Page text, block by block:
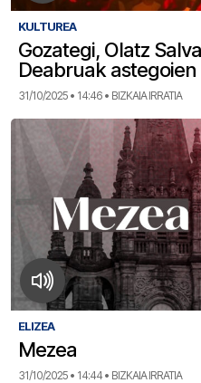
KULTUREA
Gozategi, Olatz
Deabruak
31/10/2025 • 14:46 • BIZKAIA IRRATIA
ELIZEA
Mezea
31/10/2025 • 14:44 • BIZKAIA IRRATIA